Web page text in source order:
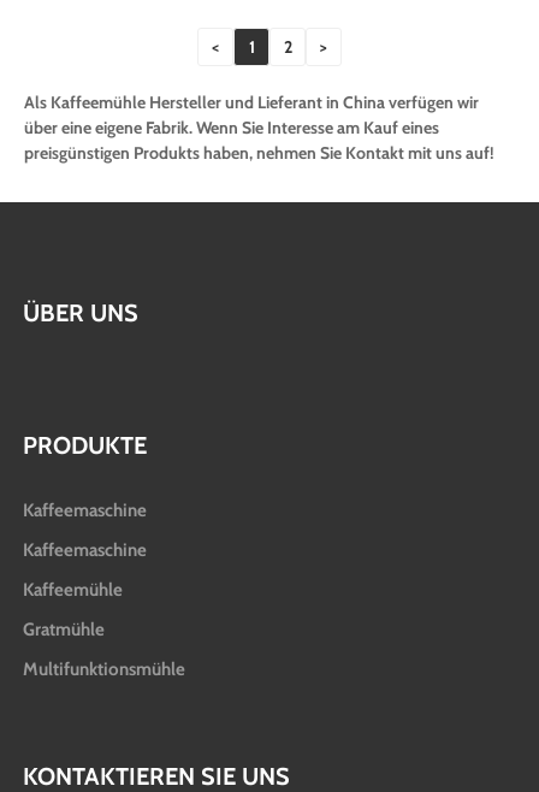
< 1 2 >
Als Kaffeemühle Hersteller und Lieferant in China verfügen wir
über eine eigene Fabrik. Wenn Sie Interesse am Kauf eines
preisgünstigen Produkts haben, nehmen Sie Kontakt mit uns auf!
ÜBER UNS
PRODUKTE
Kaffeemaschine
Kaffeemaschine
Kaffeemühle
Gratmühle
Multifunktionsmühle
KONTAKTIEREN SIE UNS